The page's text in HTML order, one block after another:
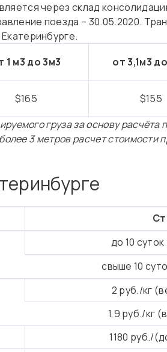
через склад
поезда – 30.05.2020.
1 м3 до 3м3 от 3,1м3
$165 $155
груза за основу расчёта
3 метров расчет
до 10
свыше 10
2 руб./кг
1,9 руб./кг
1180 руб./